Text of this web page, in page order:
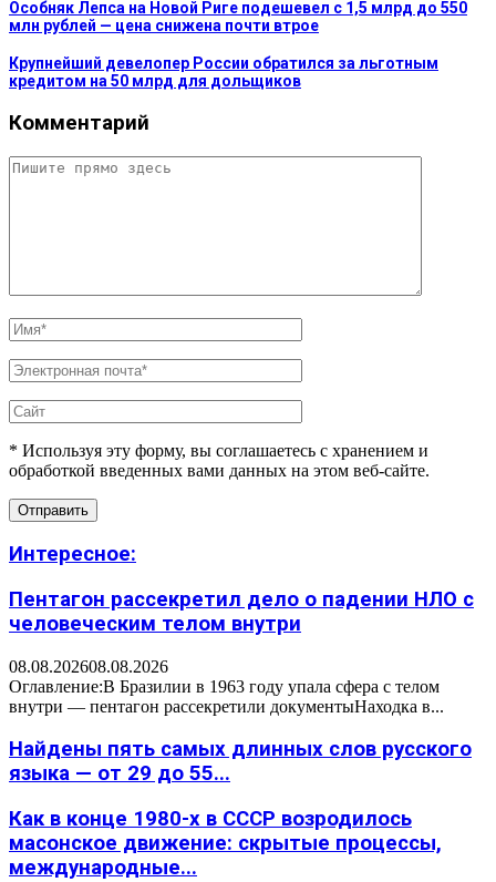
Особняк Лепса на Новой Риге подешевел с 1,5 млрд до 550
млн рублей — цена снижена почти втрое
Крупнейший девелопер России обратился за льготным
кредитом на 50 млрд для дольщиков
Комментарий
* Используя эту форму, вы соглашаетесь с хранением и
обработкой введенных вами данных на этом веб-сайте.
Интересное:
Пентагон рассекретил дело о падении НЛО с
человеческим телом внутри
08.08.202608.08.2026
Оглавление:В Бразилии в 1963 году упала сфера с телом
внутри — пентагон рассекретили документыНаходка в...
Найдены пять самых длинных слов русского
языка — от 29 до 55...
Как в конце 1980-х в СССР возродилось
масонское движение: скрытые процессы,
международные...